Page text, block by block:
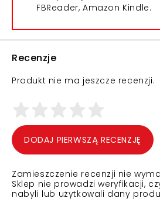
FBReader, Amazon Kindle.
Recenzje
Produkt nie ma jeszcze recenzji.
DODAJ PIERWSZĄ RECENZJĘ
Zamieszczenie recenzji nie
Sklep nie prowadzi weryfikacji,
nabyli lub użytkowali dany